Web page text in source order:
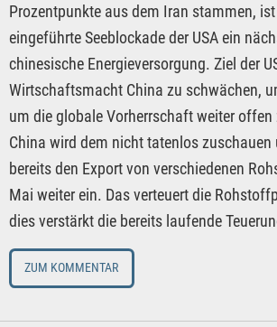
Prozentpunkte aus dem Iran stammen,
eingeführte Seeblockade der USA ein
chinesische Energieversorgung. Ziel der
Wirtschaftsmacht China zu schwächen,
um die globale Vorherrschaft weiter offen
China wird dem nicht tatenlos zuschauen
bereits den Export von verschiedenen
Mai weiter ein. Das verteuert die
dies verstärkt die bereits laufende
ZUM KOMMENTAR